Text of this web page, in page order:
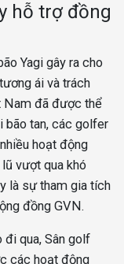
hỗ trợ đồng
Yagi gây ra cho
ái và trách
Nam đã được thể
bão tan, các golfer
hoạt động
vượt qua khó
là sự tham gia tích
đồng GVN.
đi qua, Sân golf
các hoạt động